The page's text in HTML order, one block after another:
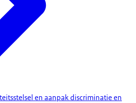
en aanpak discriminatie en